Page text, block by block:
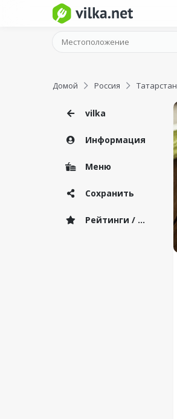
Домой Россия Татарстан
vilka
Информация
Меню
Сохранить
Рейтинги / Отзывы